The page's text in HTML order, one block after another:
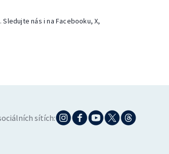
nás i na Facebooku, X,
sítích: